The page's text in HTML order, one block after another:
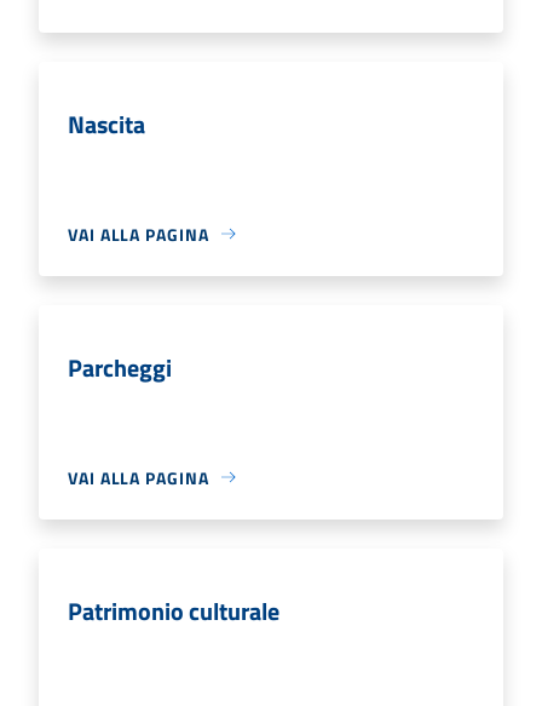
Nascita
VAI ALLA PAGINA
Parcheggi
VAI ALLA PAGINA
Patrimonio culturale